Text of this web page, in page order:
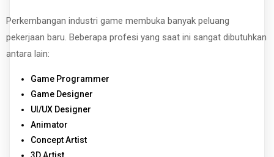
Perkembangan industri game membuka banyak peluang
pekerjaan baru. Beberapa profesi yang saat ini sangat dibutuhkan
antara lain:
Game Programmer
Game Designer
UI/UX Designer
Animator
Concept Artist